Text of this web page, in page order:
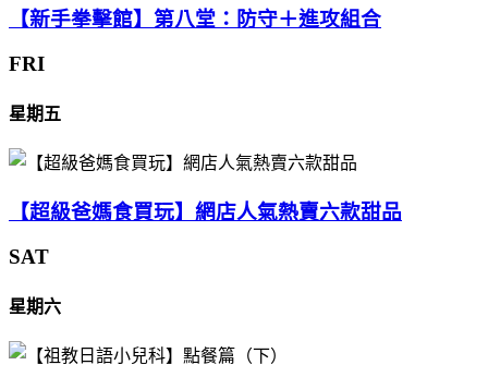
【新手拳擊館】第八堂：防守＋進攻組合
FRI
星期五
【超級爸媽食買玩】網店人氣熱賣六款甜品
SAT
星期六